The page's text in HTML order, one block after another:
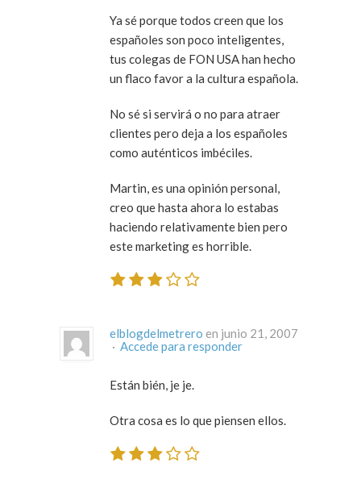
Ya sé porque todos creen que los
españoles son poco inteligentes,
tus colegas de FON USA han hecho
un flaco favor a la cultura española.
No sé si servirá o no para atraer
clientes pero deja a los españoles
como auténticos imbéciles.
Martin, es una opinión personal,
creo que hasta ahora lo estabas
haciendo relativamente bien pero
este marketing es horrible.
elblogdelmetrero en junio 21, 2007
· Accede para responder
Están bién, je je.
Otra cosa es lo que piensen ellos.